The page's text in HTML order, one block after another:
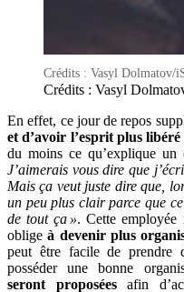
Crédits : Vasyl Dolmatov/
Crédits : Vasyl
En effet, ce jour de repos
et d’avoir l’esprit plus libéré
du moins ce qu’explique
J’aimerais vous dire que
Mais ça veut juste dire que,
un peu plus clair parce que
de tout ça ». Cette employée
oblige à devenir plus
peut être facile de prendre
posséder une bonne
seront proposéesafin